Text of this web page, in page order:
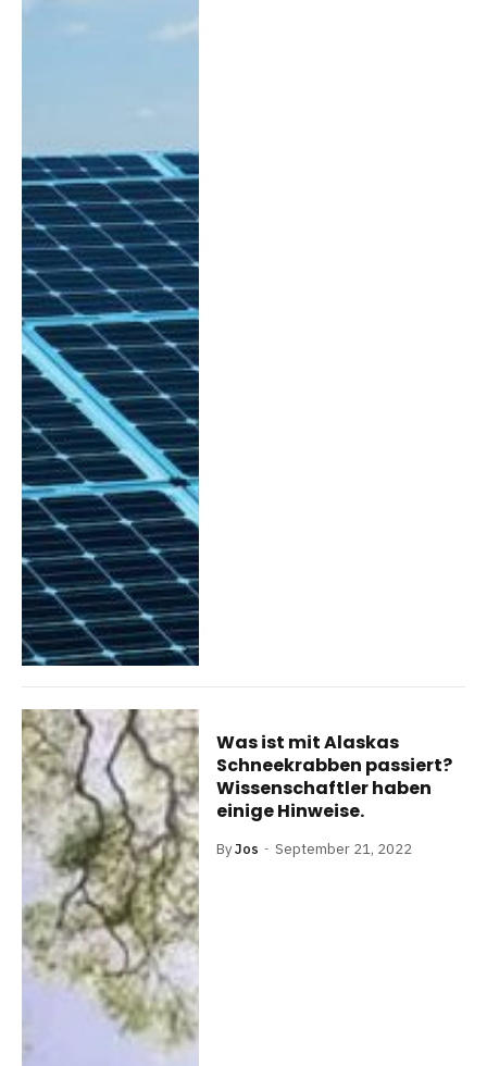
Was ist mit Alaskas
Schneekrabben passiert?
Wissenschaftler haben
einige Hinweise.
ByJos September 21, 2022